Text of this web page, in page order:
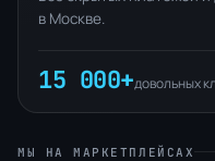
в Москве.
15 000+довольных
МЫ НА МАРКЕТПЛЕЙСАХ